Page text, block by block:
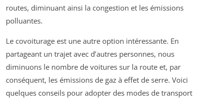
routes, diminuant ainsi la congestion et les émissions
polluantes.
Le covoiturage est une autre option intéressante. En
partageant un trajet avec d’autres personnes, nous
diminuons le nombre de voitures sur la route et, par
conséquent, les émissions de gaz à effet de serre. Voici
quelques conseils pour adopter des modes de transport